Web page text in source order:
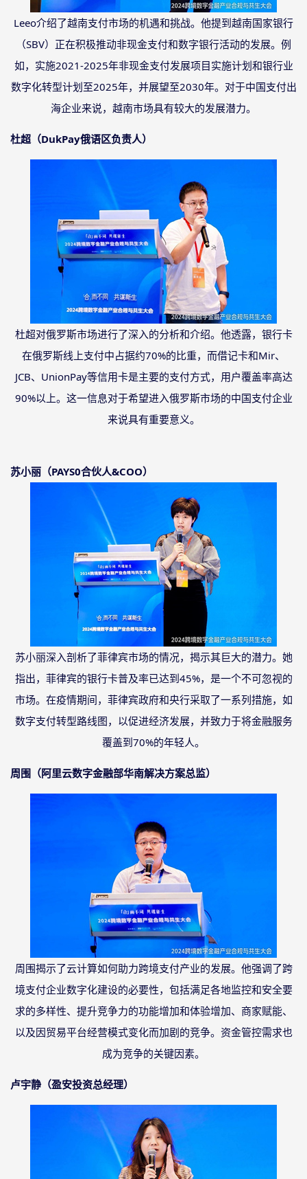
Leeo介绍了越南支付市场的机遇和挑战。他提到越南国家银行
（SBV）正在积极推动非现金支付和数字银行活动的发展。例
如，实施2021-2025年非现金支付发展项目实施计划和银行业
数字化转型计划至2025年，并展望至2030年。对于中国支付出
海企业来说，越南市场具有较大的发展潜力。
杜超（DukPay俄语区负责人）
杜超对俄罗斯市场进行了深入的分析和介绍。他透露，银行卡
在俄罗斯线上支付中占据约70%的比重，而借记卡和Mir、
JCB、UnionPay等信用卡是主要的支付方式，用户覆盖率高达
90%以上。这一信息对于希望进入俄罗斯市场的中国支付企业
来说具有重要意义。
苏小丽（PAYS0合伙人&COO）
苏小丽深入剖析了菲律宾市场的情况，揭示其巨大的潜力。她
指出，菲律宾的银行卡普及率已达到45%，是一个不可忽视的
市场。在疫情期间，菲律宾政府和央行采取了一系列措施，如
数字支付转型路线图，以促进经济发展，并致力于将金融服务
覆盖到70%的年轻人。
周围（阿里云数字金融部华南解决方案总监）
周围揭示了云计算如何助力跨境支付产业的发展。他强调了跨
境支付企业数字化建设的必要性，包括满足各地监控和安全要
求的多样性、提升竞争力的功能增加和体验增加、商家赋能、
以及因贸易平台经营模式变化而加剧的竞争。资金管控需求也
成为竞争的关键因素。
卢宇静（盈安投资总经理）